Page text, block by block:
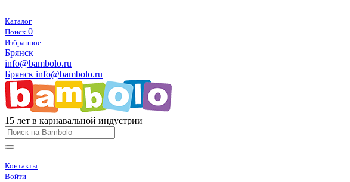
Каталог
Поиск 0
Избранное
Брянск
info@bambolo.ru
Брянск info@bambolo.ru
15 лет в карнавальной индустрии
Контакты
Войти